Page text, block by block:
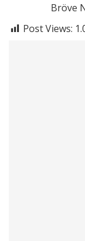
Bröve
Post Views: